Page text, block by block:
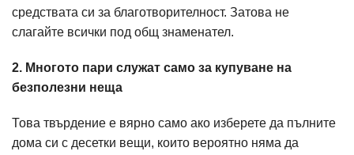
средствата си за благотворителност. Затова не
слагайте всички под общ знаменател.
2. Многото пари служат само за купуване на
безполезни неща
Това твърдение е вярно само ако изберете да пълните
дома си с десетки вещи, които вероятно няма да